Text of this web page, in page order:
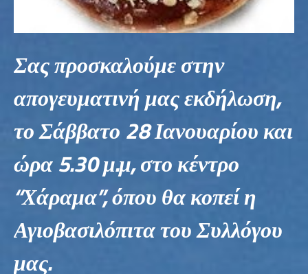
Σας προσκαλούμε στην
απογευματινή μας εκδήλωση,
το Σάββατο 28 Ιανουαρίου και
ώρα 5.30 μ.μ, στο κέντρο
“Χάραμα”, όπου θα κοπεί η
Αγιοβασιλόπιτα του Συλλόγου
μας.